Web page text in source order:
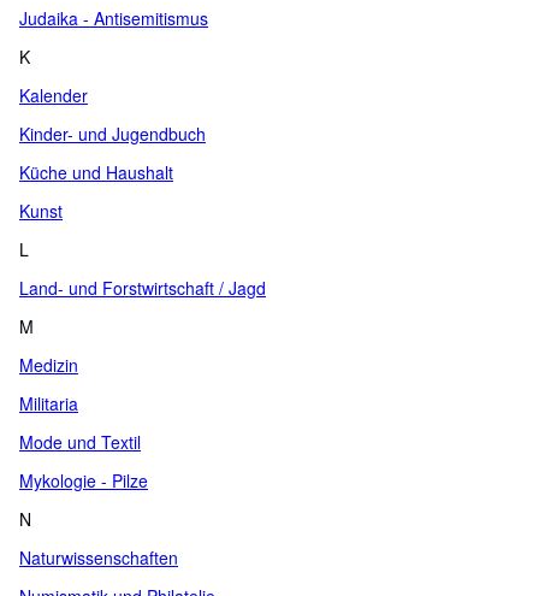
Judaika - Antisemitismus
K
Kalender
Kinder- und Jugendbuch
Küche und Haushalt
Kunst
L
Land- und Forstwirtschaft / Jagd
M
Medizin
Militaria
Mode und Textil
Mykologie - Pilze
N
Naturwissenschaften